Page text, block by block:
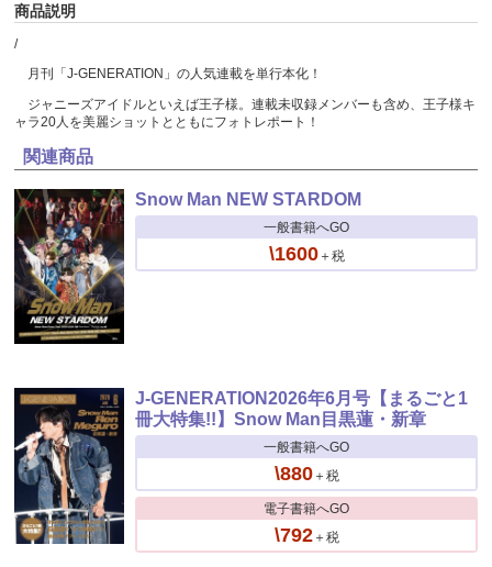
商品説明
/
月刊「J-GENERATION」の人気連載を単行本化！
ジャニーズアイドルといえば王子様。連載未収録メンバーも含め、王子様キ
ャラ20人を美麗ショットとともにフォトレポート！
関連商品
Snow Man NEW STARDOM
一般書籍へGO
\1600＋税
J-GENERATION2026年6月号【まるごと1
冊大特集!!】Snow Man目黒蓮・新章
一般書籍へGO
\880＋税
電子書籍へGO
\792＋税